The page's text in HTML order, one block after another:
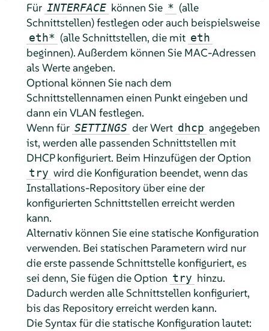
Für INTERFACE können Sie * (alle
Schnittstellen) festlegen oder auch beispielsweise
eth* (alle Schnittstellen, die mit eth
beginnen). Außerdem können Sie MAC-Adressen
als Werte angeben.
Optional können Sie nach dem
Schnittstellennamen einen Punkt eingeben und
dann ein VLAN festlegen.
Wenn für SETTINGS der Wert dhcp angegeben
ist, werden alle passenden Schnittstellen mit
DHCP konfiguriert. Beim Hinzufügen der Option
try wird die Konfiguration beendet, wenn das
Installations-Repository über eine der
konfigurierten Schnittstellen erreicht werden
kann.
Alternativ können Sie eine statische Konfiguration
verwenden. Bei statischen Parametern wird nur
die erste passende Schnittstelle konfiguriert, es
sei denn, Sie fügen die Option try hinzu.
Dadurch werden alle Schnittstellen konfiguriert,
bis das Repository erreicht werden kann.
Die Syntax für die statische Konfiguration lautet: